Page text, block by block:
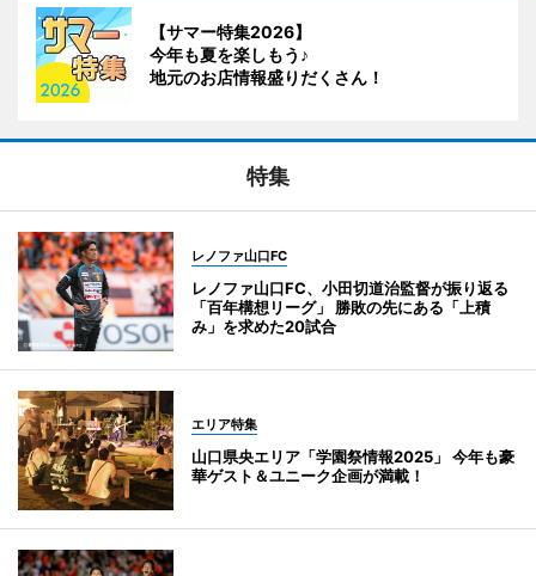
【サマー特集2026】
今年も夏を楽しもう♪
地元のお店情報盛りだくさん！
特集
レノファ山口FC
レノファ山口FC、小田切道治監督が振り返る
「百年構想リーグ」 勝敗の先にある「上積
み」を求めた20試合
エリア特集
山口県央エリア「学園祭情報2025」 今年も豪
華ゲスト＆ユニーク企画が満載！